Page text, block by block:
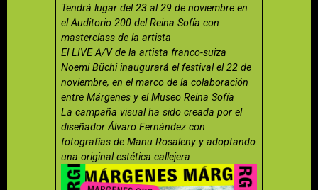
Tendrá lugar del 23 al 29 de noviembre en
el Auditorio 200 del Reina Sofía con
masterclass de la artista
El LIVE A/V de la artista franco-suiza
Noemi Büchi inaugurará el festival el 22 de
noviembre, en el marco de la colaboración
entre Márgenes y el Museo Reina Sofía
La campaña visual ha sido creada por el
diseñador Álvaro Fernández con
fotografías de Manu Rosaleny y adoptando
una original estética callejera